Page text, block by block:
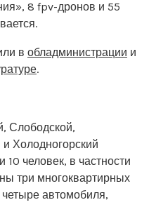
8 fpv-дронов и 55
в обладминистрации и
.
Слободской,
Холодногорский
человек, в частности
три многоквартирных
автомобиля,